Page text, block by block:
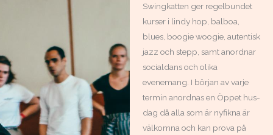
Swingkatten ger regelbundet
kurser i lindy hop, balboa,
blues, boogie woogie, autentisk
jazz och stepp, samt anordnar
socialdans och olika
evenemang. I början av varje
termin anordnas en Öppet hus-
dag då alla som är nyfikna är
välkomna och kan prova på